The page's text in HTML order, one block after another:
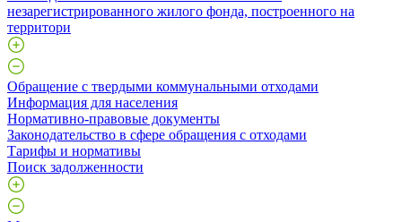
незарегистрированного жилого фонда, построенного на
территори
Обращение с твердыми коммунальными отходами
Информация для населения
Нормативно-правовые документы
Законодательство в сфере обращения с отходами
Тарифы и нормативы
Поиск задолженности